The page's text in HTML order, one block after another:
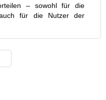
– sowohl für die
für die Nutzer der